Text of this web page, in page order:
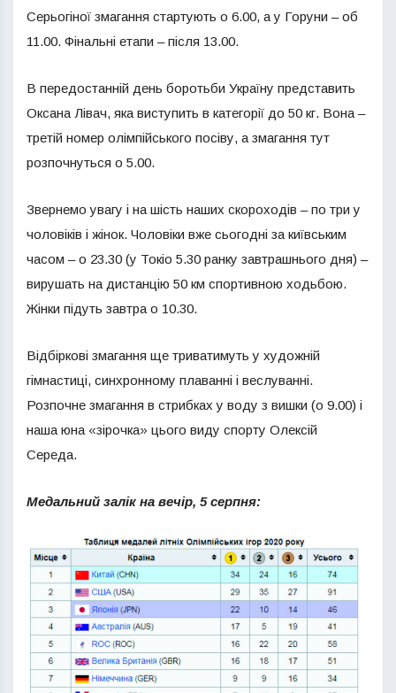
Серьогіної змагання стартують о 6.00, а у Горуни – об
11.00. Фінальні етапи – після 13.00.
В передостанній день боротьби Україну представить
Оксана Лівач, яка виступить в категорії до 50 кг. Вона –
третій номер олімпійського посіву, а змагання тут
розпочнуться о 5.00.
Звернемо увагу і на шість наших скороходів – по три у
чоловіків і жінок. Чоловіки вже сьогодні за київським
часом – о 23.30 (у Токіо 5.30 ранку завтрашнього дня) –
вирушать на дистанцію 50 км спортивною ходьбою.
Жінки підуть завтра о 10.30.
Відбіркові змагання ще триватимуть у художній
гімнастиці, синхронному плаванні і веслуванні.
Розпочне змагання в стрибках у воду з вишки (о 9.00) і
наша юна «зірочка» цього виду спорту Олексій
Середа.
Медальний залік на вечір, 5 серпня: